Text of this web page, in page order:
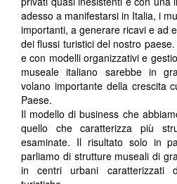
adesso a manifestarsi in Italia, i
importanti, a generare ricavi e ad
dei flussi turistici del nostro
e con modelli organizzativi e
museale italiano sarebbe in
volano importante della crescita
Paese.
Il modello di business che
quello che caratterizza più
esaminate. Il risultato solo in
parliamo di strutture museali di
in centri urbani caratterizzati